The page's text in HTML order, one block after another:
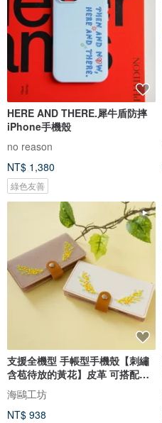
HERE AND THERE.犀牛盾防摔
iPhone手機殼
no reason
NT$ 1,380
綠色友善
支援全機型 手帳型手機殼【刺繡
含苞待放的黃花】皮革 可搭配斜
背帶 手機斜背 A138I
海鷗工坊
NT$ 938